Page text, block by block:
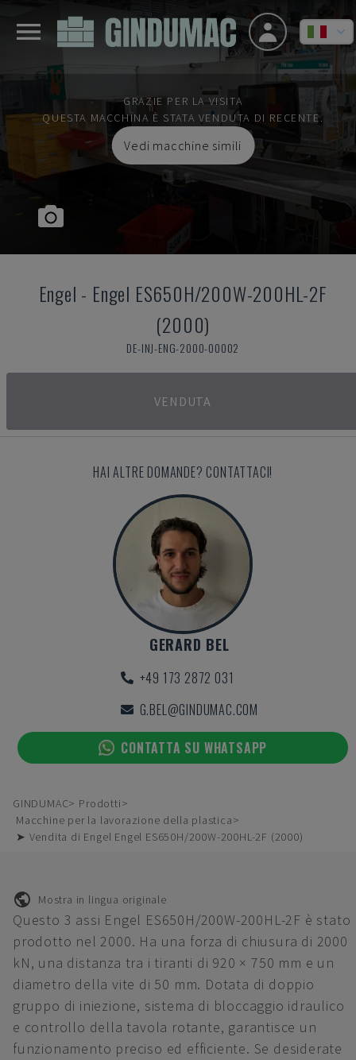
GRAZIE PER LA VISITA
QUESTA MACCHINA È STATA VENDUTA DI RECENTE.
Vedi macchine simili
Engel - Engel ES650H/200W-200HL-2F
(2000)
DE-INJ-ENG-2000-00002
VENDUTA
HAI ALTRE DOMANDE? CONTATTACI!
GERARD BEL
+49 173 2872 031
G.BEL@GINDUMAC.COM
CONTATTA SU WHATSAPP
GINDUMAC
Prodotti
Macchine per la lavorazione della plastica
➤ Vendita di Engel Engel ES650H/200W-200HL-2F (2000)
Mostra in lingua originale
Questo 3 assi Engel ES650H/200W-200HL-2F è stato
prodotto nel 2000. Ha una forza di chiusura di 2000
kN, una distanza tra i tiranti di 920 × 750 mm e un
diametro della vite di 50 mm. Dotata di doppio
gruppo di iniezione, sistema di bloccaggio idraulico
e controllo della tavola rotante, garantisce un
funzionamento preciso ed efficiente. Se desiderate